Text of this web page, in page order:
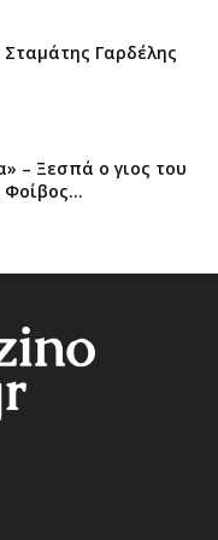
Γαρδέλης
– Ξεσπά ο γιος του